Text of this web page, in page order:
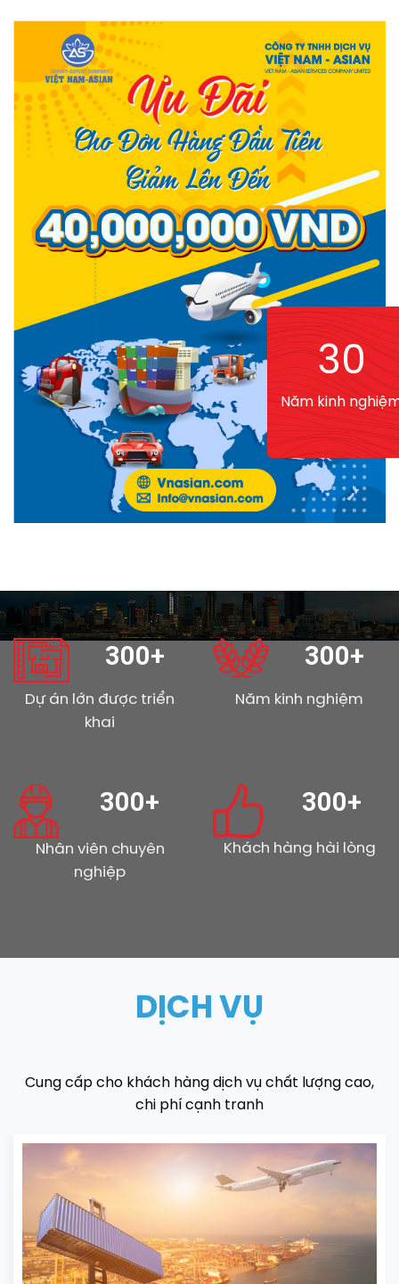
30
Năm kinh
300+
Dự án lớn được triển
khai
300+
Năm kinh nghiệm
300+
Nhân viên chuyên
nghiệp
300+
Khách hàng hài lòng
DỊCH VỤ
Cung cấp cho khách hàng dịch vụ chất lượng cao,
chi phí cạnh tranh